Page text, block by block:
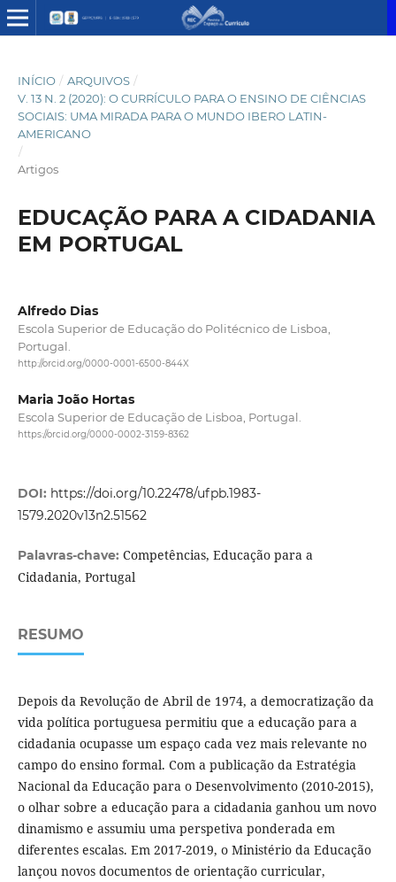
INÍCIO / ARQUIVOS /
V. 13 N. 2 (2020): O CURRÍCULO PARA O ENSINO DE CIÊNCIAS
SOCIAIS: UMA MIRADA PARA O MUNDO IBERO LATIN-
AMERICANO
/
Artigos
EDUCAÇÃO PARA A CIDADANIA
EM PORTUGAL
Alfredo Dias
Escola Superior de Educação do Politécnico de Lisboa,
Portugal.
http://orcid.org/0000-0001-6500-844X
Maria João Hortas
Escola Superior de Educação de Lisboa, Portugal.
https://orcid.org/0000-0002-3159-8362
DOI: https://doi.org/10.22478/ufpb.1983-
1579.2020v13n2.51562
Palavras-chave: Competências, Educação para a
Cidadania, Portugal
RESUMO
Depois da Revolução de Abril de 1974, a democratização da
vida política portuguesa permitiu que a educação para a
cidadania ocupasse um espaço cada vez mais relevante no
campo do ensino formal. Com a publicação da Estratégia
Nacional da Educação para o Desenvolvimento (2010-2015),
o olhar sobre a educação para a cidadania ganhou um novo
dinamismo e assumiu uma perspetiva ponderada em
diferentes escalas. Em 2017-2019, o Ministério da Educação
lançou novos documentos de orientação curricular,